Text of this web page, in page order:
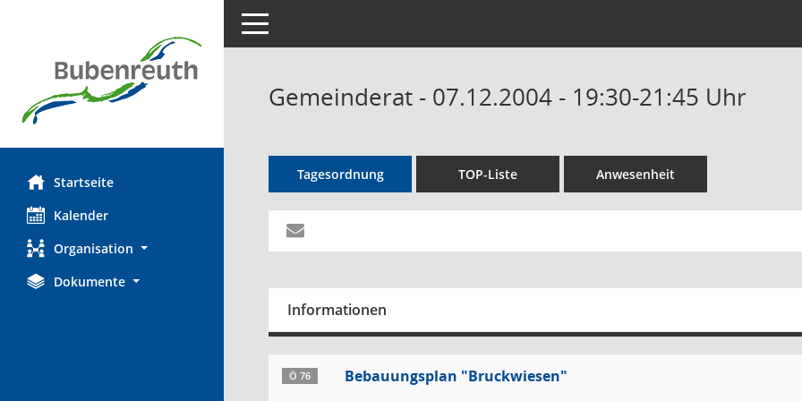
Startseite
Kalender
Organisation
Dokumente
Toggle navigation
Gemeinderat - 07.12.2004 - 19:30-21:45 Uhr
Tagesordnung TOP-Liste Anwesenheit
Informationen
Ö 76 Bebauungsplan "Bruckwiesen"